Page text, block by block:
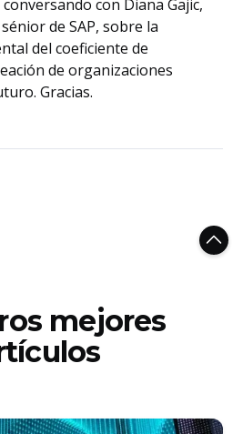
con Diana Gajic,
de SAP, sobre la
del coeficiente de
de organizaciones
Gracias.
mejores